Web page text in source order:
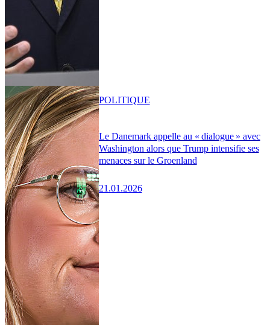
Le Danemark appelle au « dialogue » avec
Washington alors que Trump intensifie ses
menaces sur le Groenland
21.01.2026
POLITIQUE